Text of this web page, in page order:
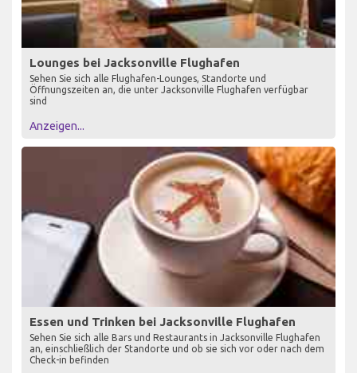
Lounges bei Jacksonville Flughafen
Sehen Sie sich alle Flughafen-Lounges, Standorte und
Öffnungszeiten an, die unter Jacksonville Flughafen verfügbar
sind
Anzeigen...
Essen und Trinken bei Jacksonville Flughafen
Sehen Sie sich alle Bars und Restaurants in Jacksonville Flughafen
an, einschließlich der Standorte und ob sie sich vor oder nach dem
Check-in befinden